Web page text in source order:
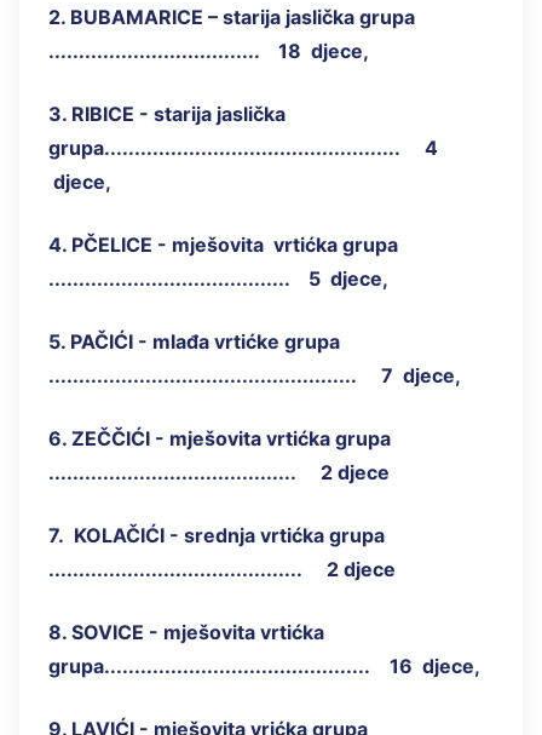
2. BUBAMARICE – starija jaslička grupa
................................... 18 djece,
3. RIBICE - starija jaslička
grupa................................................. 4
djece,
4. PČELICE - mješovita vrtićka grupa
........................................ 5 djece,
5. PAČIĆI - mlađa vrtićke grupa
................................................... 7 djece,
6. ZEČČIĆI - mješovita vrtićka grupa
......................................... 2 djece
7. KOLAČIĆI - srednja vrtićka grupa
.......................................... 2 djece
8. SOVICE - mješovita vrtićka
grupa............................................ 16 djece,
9. LAVIĆI - mješovita vrićka grupa